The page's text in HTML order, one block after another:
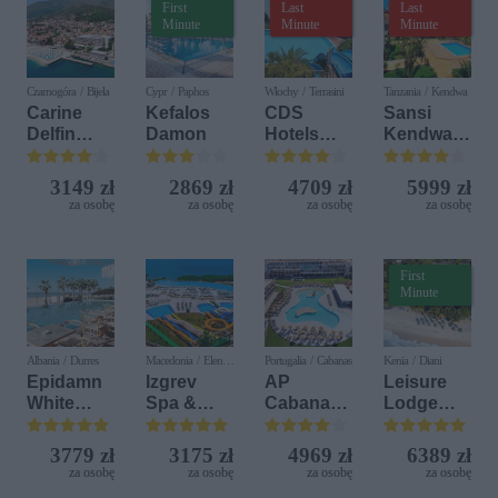
Czarnogóra / Bijela
Carine
Delfin
Bijela (ex.
Iberostar
Bijela
3149 zł
za osobę
First
Minute
Cypr / Paphos
Kefalos
Damon
2869 zł
za osobę
Last
Minute
Włochy / Terrasini
CDS
Hotels
Terrasini
(ex. Citta
del Mare)
4709 zł
za osobę
Last
Minute
Tanzania / Kendwa
Sansi
Kendwa
Beach
Resort
5999 zł
za osobę
Albania / Durres
Epidamn
White
Sensation
3779 zł
za osobę
Macedonia / Elen
Kamen
Izgrev
Spa &
Aquapark
3175 zł
za osobę
Portugalia / Cabanas
AP
Cabanas
Beach &
Nature
4969 zł
za osobę
First
Minute
Kenia / Diani
Leisure
Lodge
Beach &
Golf
Resort by
6389 zł
za osobę